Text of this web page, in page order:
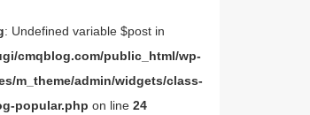
: Undefined variable $post in
cmqblog.com/public_html/wp-
m_theme/admin/widgets/class-
popular.php on line24